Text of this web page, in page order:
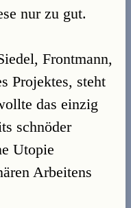
nur zu gut.
Frontmann,
Projektes, steht
das einzig
schnöder
Utopie
Arbeitens